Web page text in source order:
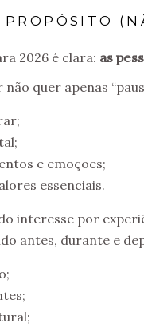
PROPÓSITO
2026 é clara: as
quer apenas
e emoções;
essenciais.
interesse por
antes, durante e